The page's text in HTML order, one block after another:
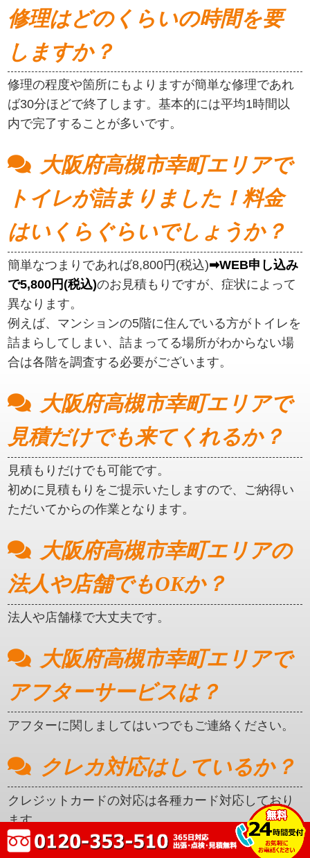
修理はどのくらいの時間を要
しますか？
修理の程度や箇所にもよりますが簡単な修理であれ
ば30分ほどで終了します。基本的には平均1時間以
内で完了することが多いです。
大阪府高槻市幸町エリアで
トイレが詰まりました！料金
はいくらぐらいでしょうか？
簡単なつまりであれば8,800円(税込)➡WEB申し込み
で5,800円(税込)のお見積もりですが、症状によって
異なります。
例えば、マンションの5階に住んでいる方がトイレを
詰まらしてしまい、詰まってる場所がわからない場
合は各階を調査する必要がございます。
大阪府高槻市幸町エリアで
見積だけでも来てくれるか？
見積もりだけでも可能です。
初めに見積もりをご提示いたしますので、ご納得い
ただいてからの作業となります。
大阪府高槻市幸町エリアの
法人や店舗でもOKか？
法人や店舗様で大丈夫です。
大阪府高槻市幸町エリアで
アフターサービスは？
アフターに関しましてはいつでもご連絡ください。
クレカ対応はしているか？
クレジットカードの対応は各種カード対応しており
ます。